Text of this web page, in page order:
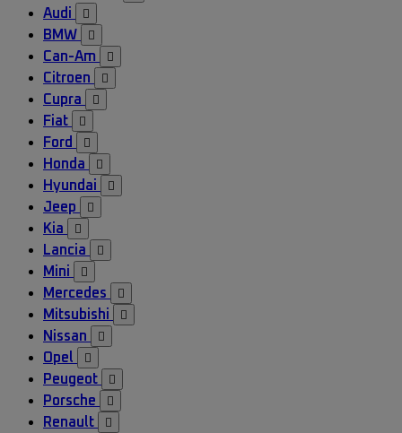
Audi 
BMW 
Can-Am 
Citroen 
Cupra 
Fiat 
Ford 
Honda 
Hyundai 
Jeep 
Kia 
Lancia 
Mini 
Mercedes 
Mitsubishi 
Nissan 
Opel 
Peugeot 
Porsche 
Renault 